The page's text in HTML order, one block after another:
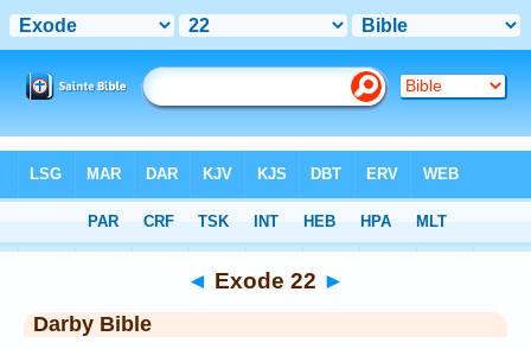
> Exode 22
◄ Exode 22 ►
Darby Bible